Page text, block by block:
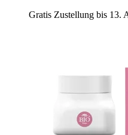
Gratis Zustellung bis 13.